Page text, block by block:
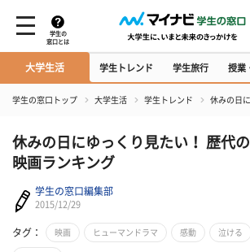
学生の
窓口とは
大学生活 学生トレンド 学生旅行 授業
学生の窓口トップ 大学生活 学生トレンド 休みの日
休みの日にゆっくり見たい！ 歴代
映画ランキング
学生の窓口編集部
2015/12/29
タグ： 映画 ヒューマンドラマ 感動 泣ける